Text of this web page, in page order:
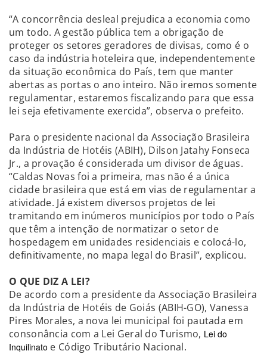
“A concorrência desleal prejudica a economia como
um todo. A gestão pública tem a obrigação de
proteger os setores geradores de divisas, como é o
caso da indústria hoteleira que, independentemente
da situação econômica do País, tem que manter
abertas as portas o ano inteiro. Não iremos somente
regulamentar, estaremos fiscalizando para que essa
lei seja efetivamente exercida”, observa o prefeito.
Para o presidente nacional da Associação Brasileira
da Indústria de Hotéis (ABIH), Dilson Jatahy Fonseca
Jr., a provação é considerada um divisor de águas.
“Caldas Novas foi a primeira, mas não é a única
cidade brasileira que está em vias de regulamentar a
atividade. Já existem diversos projetos de lei
tramitando em inúmeros municípios por todo o País
que têm a intenção de normatizar o setor de
hospedagem em unidades residenciais e colocá-lo,
definitivamente, no mapa legal do Brasil”, explicou.
O QUE DIZ A LEI?
De acordo com a presidente da Associação Brasileira
da Indústria de Hotéis de Goiás (ABIH-GO), Vanessa
Pires Morales, a nova lei municipal foi pautada em
consonância com a Lei Geral do Turismo, Lei do
Inquilinato e Código Tributário Nacional.